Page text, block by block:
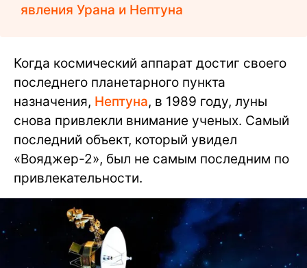
явления Урана и Нептуна
Когда космический аппарат достиг своего
последнего планетарного пункта
назначения, Нептуна, в 1989 году, луны
снова привлекли внимание ученых. Самый
последний объект, который увидел
«Вояджер-2», был не самым последним по
привлекательности.